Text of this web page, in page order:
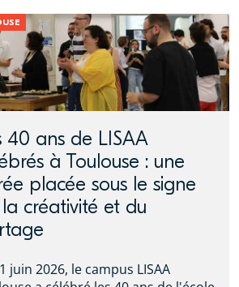
40 ans de LISAA
à Toulouse : une
placée sous le signe
créativité et du
juin 2026, le campus LISAA